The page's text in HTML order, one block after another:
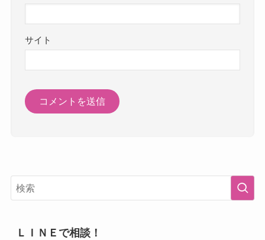
サイト
ＬＩＮＥで相談！